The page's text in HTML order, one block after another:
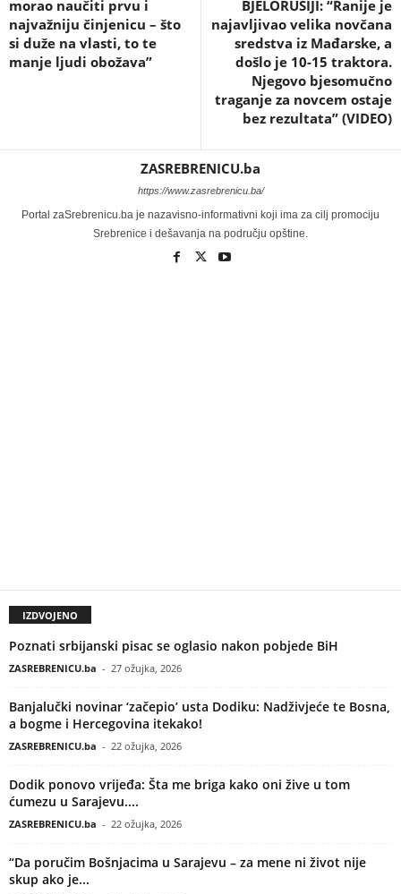
morao naučiti prvu i
najvažniju činjenicu – što
si duže na vlasti, to te
manje ljudi obožava”
BJELORUSIJI: “Ranije je
najavljivao velika novčana
sredstva iz Mađarske, a
došlo je 10-15 traktora.
Njegovo bjesomučno
traganje za novcem ostaje
bez rezultata” (VIDEO)
ZASREBRENICU.ba
https://www.zasrebrenicu.ba/
Portal zaSrebrenicu.ba je nazavisno-informativni koji ima za cilj promociju
Srebrenice i dešavanja na području opštine.
IZDVOJENO
Poznati srbijanski pisac se oglasio nakon pobjede BiH
ZASREBRENICU.ba - 27 ožujka, 2026
Banjalučki novinar ‘začepio’ usta Dodiku: Nadživjeće te Bosna,
a bogme i Hercegovina itekako!
ZASREBRENICU.ba - 22 ožujka, 2026
Dodik ponovo vrijeđa: Šta me briga kako oni žive u tom
ćumezu u Sarajevu....
ZASREBRENICU.ba - 22 ožujka, 2026
“Da poručim Bošnjacima u Sarajevu – za mene ni život nije
skup ako je...